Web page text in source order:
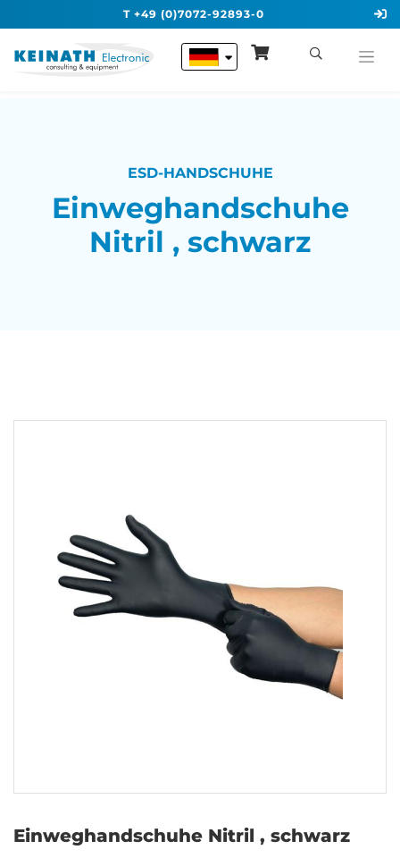
T +49 (0)7072-92893-0
ESD-HANDSCHUHE
Einweghandschuhe
Nitril , schwarz
Einweghandschuhe Nitril , schwarz